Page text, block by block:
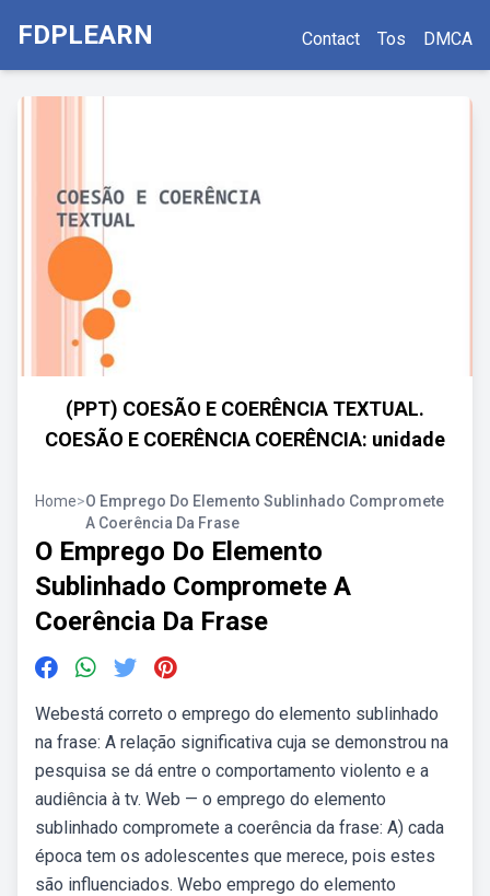
FDPLEARN Contact Tos DMCA
(PPT) COESÃO E COERÊNCIA TEXTUAL.
COESÃO E COERÊNCIA COERÊNCIA: unidade
Home>O Emprego Do Elemento Sublinhado Compromete
A Coerência Da Frase
O Emprego Do Elemento
Sublinhado Compromete A
Coerência Da Frase
Webestá correto o emprego do elemento sublinhado
na frase: A relação significativa cuja se demonstrou na
pesquisa se dá entre o comportamento violento e a
audiência à tv. Web — o emprego do elemento
sublinhado compromete a coerência da frase: A) cada
época tem os adolescentes que merece, pois estes
são influenciados. Webo emprego do elemento